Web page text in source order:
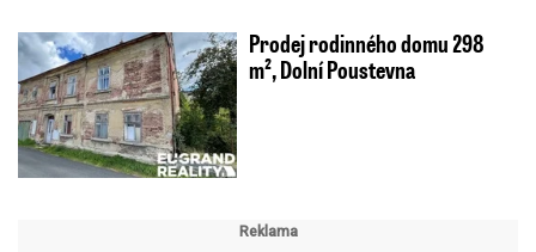
Prodej rodinného domu 298
m², Dolní Poustevna